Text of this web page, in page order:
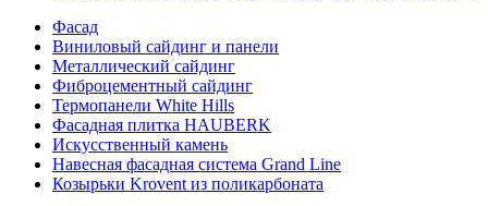
Фасад
Виниловый сайдинг и панели
Металлический сайдинг
Фиброцементный сайдинг
Термопанели White Hills
Фасадная плитка HAUBERK
Искусственный камень
Навесная фасадная система Grand Line
Козырьки Krovent из поликарбоната